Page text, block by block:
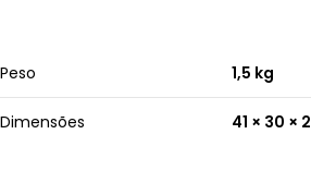
Peso 1,5 kg
Dimensões 41 × 30 ×